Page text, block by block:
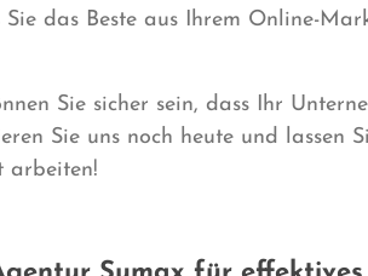
Sie das Beste aus Ihrem Online-
Sie sicher sein, dass Ihr
Sie uns noch heute und lassen
arbeiten!